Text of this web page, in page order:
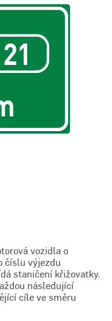
vozidla o
číslu výjezdu
staničení křižovatky.
následující
cíle ve směru